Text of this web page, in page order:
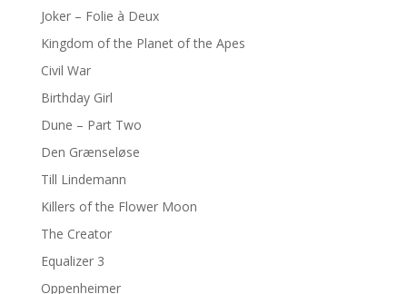
Joker – Folie à Deux
Kingdom of the Planet of the Apes
Civil War
Birthday Girl
Dune – Part Two
Den Grænseløse
Till Lindemann
Killers of the Flower Moon
The Creator
Equalizer 3
Oppenheimer